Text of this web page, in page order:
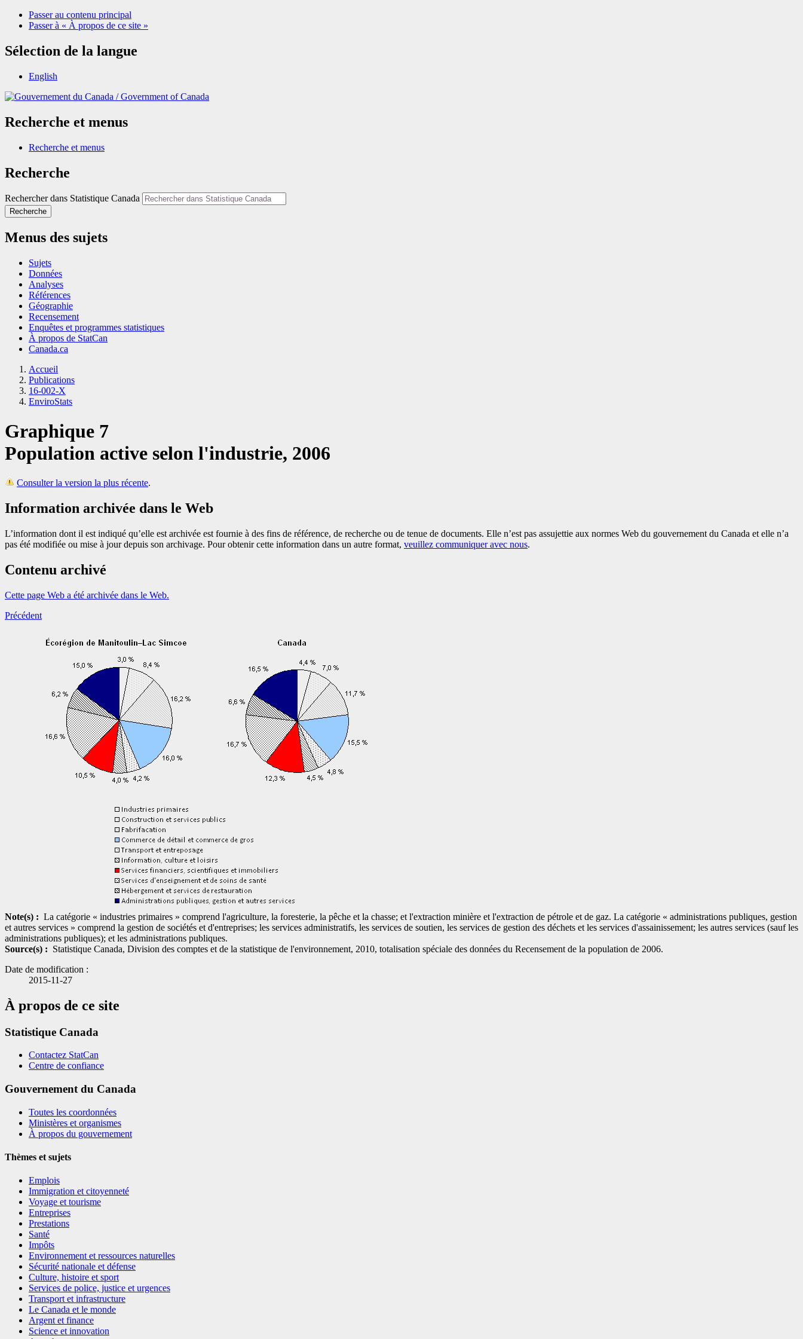
Passer au contenu principal
Passer à « À propos de ce site »
Sélection de la langue
English
/Government of Canada
Recherche et menus
Recherche et menus
Recherche
Rechercher dans Statistique Canada
Recherche
Menus des sujets
Sujets
Données
Analyses
Références
Géographie
Recensement
Enquêtes et programmes statistiques
À propos de StatCan
Canada.ca
Accueil
Publications
16-002-X
EnviroStats
Graphique 7
Population active selon l'industrie, 2006
Consulter la version la plus récente.
Information archivée dans le Web
L’information dont il est indiqué qu’elle est archivée est fournie à des fins de référence, de recherche ou de tenue de documents. Elle n’est pas assujettie aux normes Web du gouvernement du Canada et elle n’a
pas été modifiée ou mise à jour depuis son archivage. Pour obtenir cette information dans un autre format, veuillez communiquer avec nous.
Contenu archivé
Cette page Web a été archivée dans le Web.
Précédent
Note(s) : La catégorie « industries primaires » comprend l'agriculture, la foresterie, la pêche et la chasse; et l'extraction minière et l'extraction de pétrole et de gaz. La catégorie « administrations publiques, gestion
et autres services » comprend la gestion de sociétés et d'entreprises; les services administratifs, les services de soutien, les services de gestion des déchets et les services d'assainissement; les autres services (sauf les
administrations publiques); et les administrations publiques.
Source(s) : Statistique Canada, Division des comptes et de la statistique de l'environnement, 2010, totalisation spéciale des données du Recensement de la population de 2006.
Date de modification :
2015-11-27
À propos de ce site
Statistique Canada
Contactez StatCan
Centre de confiance
Gouvernement du Canada
Toutes les coordonnées
Ministères et organismes
À propos du gouvernement
Thèmes et sujets
Emplois
Immigration et citoyenneté
Voyage et tourisme
Entreprises
Prestations
Santé
Impôts
Environnement et ressources naturelles
Sécurité nationale et défense
Culture, histoire et sport
Services de police, justice et urgences
Transport et infrastructure
Le Canada et le monde
Argent et finance
Science et innovation